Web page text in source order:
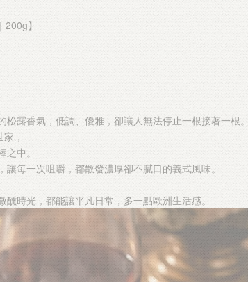
】
露香氣，低調、優雅，卻讓人無法停止一根接著一根。
，
中。
每一次咀嚼，都散發濃厚卻不膩口的義式風味。
時光，都能讓平凡日常，多一點歐洲生活感。